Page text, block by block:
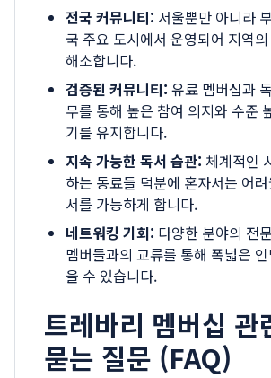
전국 커뮤니티: 서울뿐만 아니라
국 주요 도시에서 운영되어 지역
해소합니다.
검증된 커뮤니티: 유료 멤버십과
무를 통해 높은 참여 의지와 수준
기를 유지합니다.
지속 가능한 독서 습관: 체계적인
하는 동료들 덕분에 혼자서는 어
서를 가능하게 합니다.
네트워킹 기회: 다양한 분야의 전
멤버들과의 교류를 통해 폭넓은
을 수 있습니다.
트레바리 멤버십 관
묻는 질문 (FAQ)